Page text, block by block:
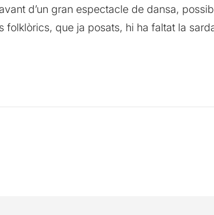
d’un gran espectacle de dansa,
folklòrics, que ja posats, hi ha faltat la